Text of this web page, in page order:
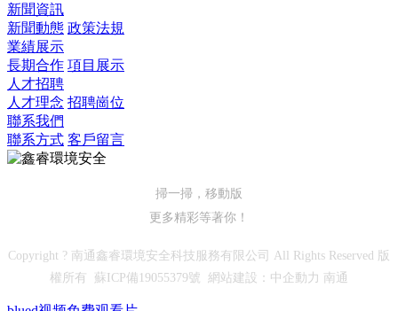
新聞資訊
新聞動態 政策法規
業績展示
長期合作 項目展示
人才招聘
人才理念 招聘崗位
聯系我們
聯系方式 客戶留言
掃一掃，移動版
更多精彩等著你！
Copyright ? 南通鑫睿環境安全科技服務有限公司 All Rights Reserved 版
權所有 蘇ICP備19055379號 網站建設： 中企動力 南通